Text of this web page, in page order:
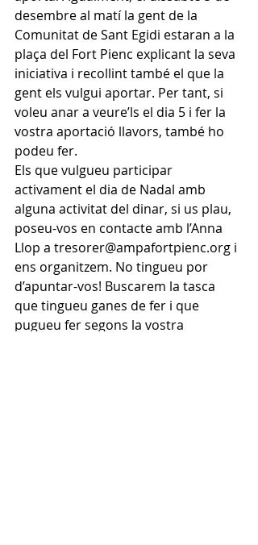
desembre al matí la gent de la
Comunitat de Sant Egidi estaran a la
plaça del Fort Pienc explicant la seva
iniciativa i recollint també el que la
gent els vulgui aportar. Per tant, si
voleu anar a veure’ls el dia 5 i fer la
vostra aportació llavors, també ho
podeu fer.
Els que vulgueu participar
activament el dia de Nadal amb
alguna activitat del dinar, si us plau,
poseu-vos en contacte amb l’Anna
Llop a tresorer@ampafortpienc.org i
ens organitzem. No tingueu por
d’apuntar-vos! Buscarem la tasca
que tingueu ganes de fer i que
pugueu fer segons la vostra